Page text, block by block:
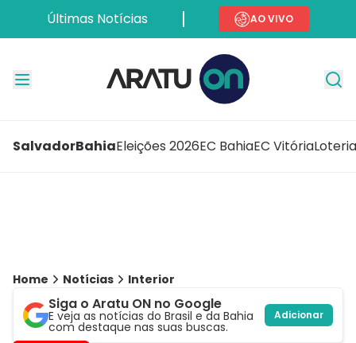
Últimas Notícias AO VIVO
SalvadorBahiaEleições 2026EC BahiaEC Vitória
Home Notícias Interior
Siga o Aratu ON no Google
E veja as notícias do Brasil e da Bahia
com destaque nas suas buscas.
Adicionar